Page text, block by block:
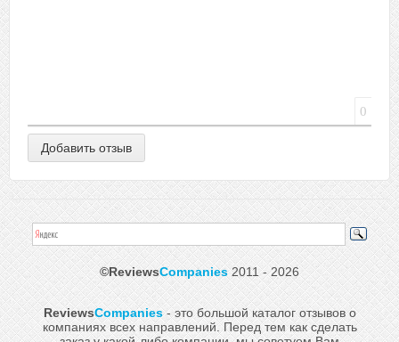
0
©ReviewsCompanies2011 - 2026
ReviewsCompanies- это большой каталог отзывов о
компаниях всех направлений. Перед тем как сделать